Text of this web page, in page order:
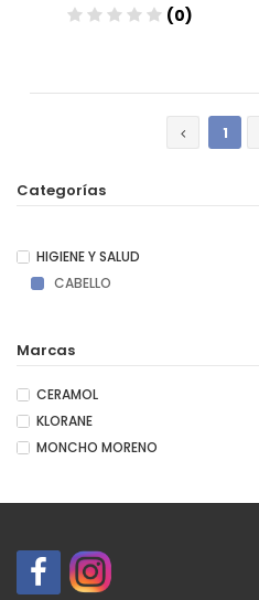
(0)
1
Categorías
HIGIENE Y SALUD
CABELLO
Marcas
CERAMOL
KLORANE
MONCHO MORENO